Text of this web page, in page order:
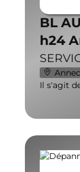
BL
h24
Il s'agit